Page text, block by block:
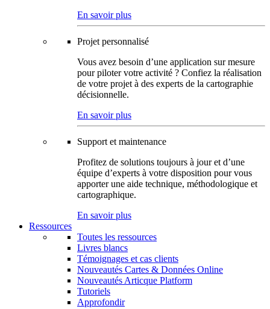
En savoir plus
Projet personnalisé
Vous avez besoin d’une application sur mesure
pour piloter votre activité ? Confiez la réalisation
de votre projet à des experts de la cartographie
décisionnelle.
En savoir plus
Support et maintenance
Profitez de solutions toujours à jour et d’une
équipe d’experts à votre disposition pour vous
apporter une aide technique, méthodologique et
cartographique.
En savoir plus
Ressources
Toutes les ressources
Livres blancs
Témoignages et cas clients
Nouveautés Cartes & Données Online
Nouveautés Articque Platform
Tutoriels
Approfondir